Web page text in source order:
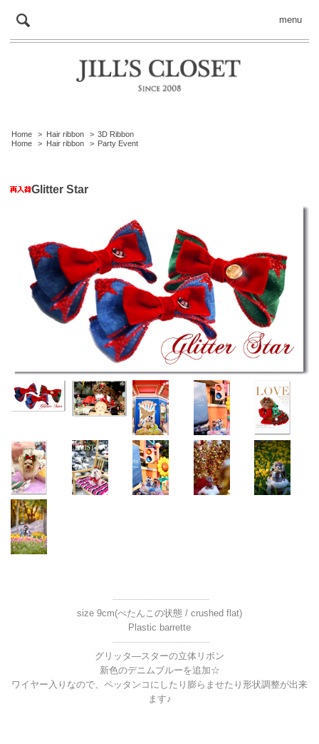
menu
Home > Hair ribbon > 3D Ribbon
Home
> Hair ribbon > Party Event
Glitter Star
----------------------------------
size 9cm(ぺたんこの状態 / crushed flat)
Plastic barrette
----------------------------------
グリッタ―スターの立体リボン
新色のデニムブルーを追加☆
ワイヤー入りなので、ペッタンコにしたり膨らませたり形状調整が出来
ます♪